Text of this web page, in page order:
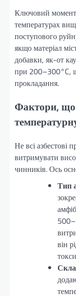
Ключовий
температурах
поступового
якщо матеріал
добавки, як-от
при 200–300°C,
прокладання.
Фактори,
Не всі азбестові
витримувати
чинників. Ось
Тип
він